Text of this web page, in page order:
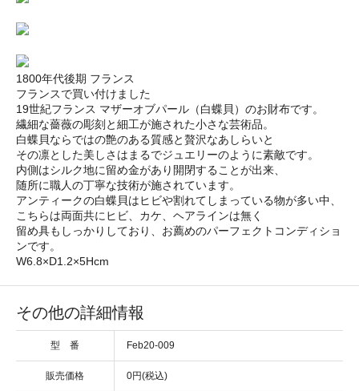
1800年代後期 フランス
フランスで買い付けました
19世紀フランス マザーオブパール（白蝶貝）のお財布です。
繊細な薔薇の彫刻と細工が施された小さな芸術品。
白蝶貝ならではの艶のある質感と贅沢なあしらいと
その凛とした美しさはまるでジュエリーのように素敵です。
内側はシルク地に留め金があり開閉することが出来、
随所に職人の丁寧な技術が施されています。
アンティークの白蝶貝はヒビや割れてしまっている物が多い中、
こちらは両面共にヒビ、カケ、ヘアラインは無く
留め具もしっかりしており、お薦めのパーフェクトコンディショ
ンです。
W6.8×D1.2×5Hcm
その他の詳細情報
型 番 Feb20-009
販売価格 0円(税込)